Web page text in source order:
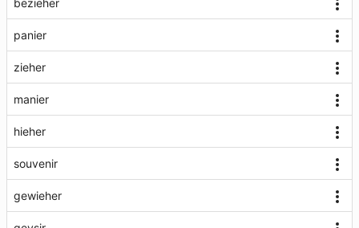
bezieher
panier
zieher
manier
hieher
souvenir
gewieher